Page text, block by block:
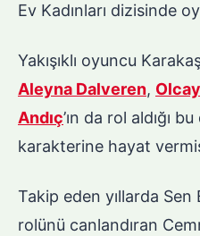
Ev Kadınları dizisinde
Yakışıklı oyuncu
Aleyna Dalveren,
Andıç’ın da rol aldığı
karakterine hayat
Takip eden yıllarda
rolünü canlandıran